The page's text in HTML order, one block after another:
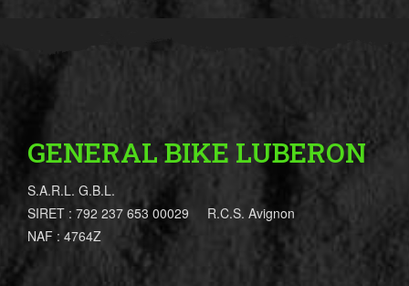
GENERAL BIKE LUBERON
S.A.R.L. G.B.L.
SIRET : 792 237 653 00029 R.C.S. Avignon
NAF : 4764Z